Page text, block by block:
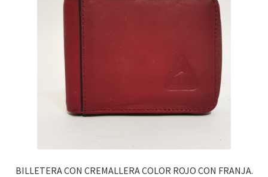
BILLETERA CON CREMALLERA COLOR ROJO CON FRANJA.